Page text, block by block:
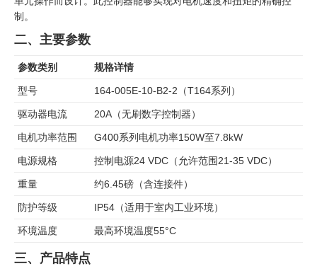
制。
二、主要参数
参数类别 规格详情
型号 164-005E-10-B2-2（T164系列）
驱动器电流 20A（无刷数字控制器）
电机功率范围 G400系列电机功率150W至7.8kW
电源规格 控制电源24 VDC（允许范围21-35 VDC）
重量 约6.45磅（含连接件）
防护等级 IP54（适用于室内工业环境）
环境温度 最高环境温度55°C
三、产品特点